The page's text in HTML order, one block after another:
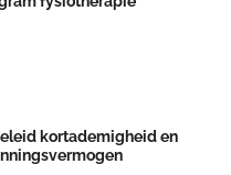
kortademigheid en